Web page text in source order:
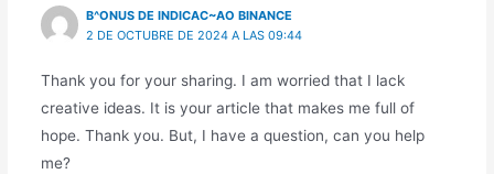
B^ONUS DE INDICAC~AO BINANCE
2 DE OCTUBRE DE 2024 A LAS 09:44
Thank you for your sharing. I am worried that I lack
creative ideas. It is your article that makes me full of
hope. Thank you. But, I have a question, can you help
me?